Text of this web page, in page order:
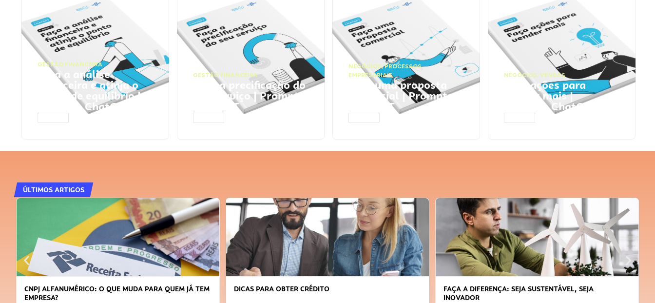
GESTÃO FINANCEIRA
Faça a análise
financeira e atinja o
ponto de equilíbrio |
Prompts ChatGPT
GESTÃO FINANCEIRA
Faça a precificação do
seu serviço | Prompts
ChatGPT
NEGÓCIOS,PROCESSOS
EMPRESARIAIS
Faça uma proposta
comercial | Prompts
ChatGPT
NEGÓCIOS, VENDAS
Faça ações para
vender mais |
Prompts ChatGPT
ÚLTIMOS ARTIGOS
CNPJ ALFANUMÉRICO: O QUE MUDA PARA QUEM JÁ TEM
EMPRESA?
DICAS PARA OBTER CRÉDITO
FAÇA A DIFERENÇA: SEJA SUSTENTÁVEL, SEJA
INOVADOR